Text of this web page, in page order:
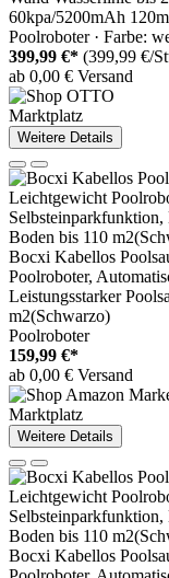
60kpa/5200mAh
Poolroboter · Farbe:
399,99 €* (399,99 €/
ab 0,00 € Versand
Marktplatz
Weitere Details
Bocxi Kabellos
Poolroboter,
Leistungsstarker
m2(Schwarzo)
Poolroboter
159,99 €*
ab 0,00 € Versand
Marktplatz
Weitere Details
Bocxi Kabellos